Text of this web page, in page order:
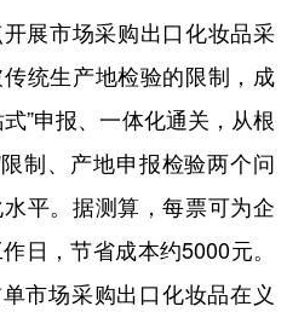
展市场采购出口化妆品采
统生产地检验的限制，成
”申报、一体化通关，从根
制、产地申报检验两个问
平。据测算，每票可为企
日，节省成本约5000元。
市场采购出口化妆品在义